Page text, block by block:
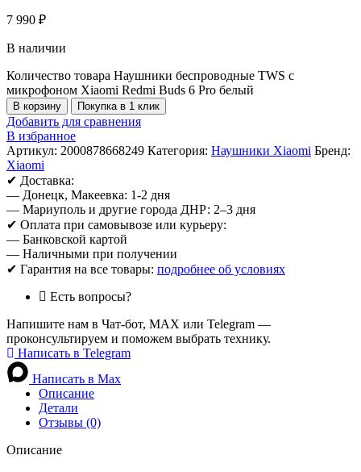
7 990 ₽
В наличии
Количество товара Наушники беспроводные TWS с
микрофоном Xiaomi Redmi Buds 6 Pro белый
В корзину Покупка в 1 клик
Добавить для сравнения
В избранное
Артикул: 2000878668249 Категория: Наушники Xiaomi Бренд:
Xiaomi
✔ Доставка:
— Донецк, Макеевка: 1-2 дня
— Мариуполь и другие города ДНР: 2–3 дня
✔ Оплата при самовывозе или курьеру:
— Банковской картой
— Наличными при получении
✔ Гарантия на все товары: подробнее об условиях
Есть вопросы?
Напишите нам в Чат-бот, MAX или Telegram —
проконсультируем и поможем выбрать технику.
Написать в Telegram
Написать в Max
Описание
Детали
Отзывы (0)
Описание